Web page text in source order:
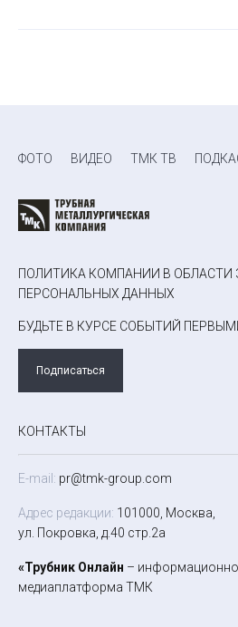
ФОТО ВИДЕО ТМК ТВ
ПОЛИТИКА КОМПАНИИ В ОБЛАСТИ
ПЕРСОНАЛЬНЫХ ДАННЫХ
БУДЬТЕ В КУРСЕ СОБЫТИЙ
Подписаться
КОНТАКТЫ
E-mail: pr@tmk-group.com
Адрес редакции: 101000, Москва,
ул. Покровка, д.40 стр.2а
«Трубник Онлайн –
медиаплатформа ТМК